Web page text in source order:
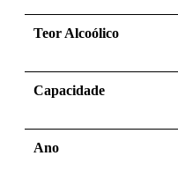
Teor Alcoólico
Capacidade
Ano